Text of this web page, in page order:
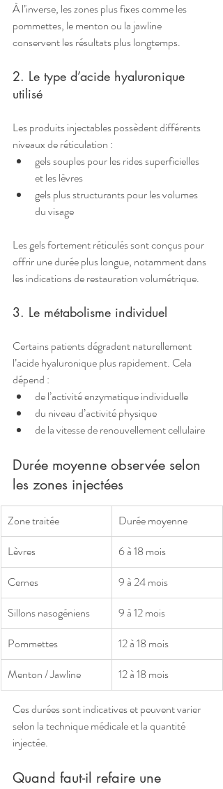
À l’inverse, les zones plus fixes comme les
pommettes, le menton ou la jawline
conservent les résultats plus longtemps.
2. Le type d’acide hyaluronique
utilisé
Les produits injectables possèdent différents
niveaux de réticulation :
gels souples pour les rides superficielles
et les lèvres
gels plus structurants pour les volumes
du visage
Les gels fortement réticulés sont conçus pour
offrir une durée plus longue, notamment dans
les indications de restauration volumétrique.
3. Le métabolisme individuel
Certains patients dégradent naturellement
l’acide hyaluronique plus rapidement. Cela
dépend :
de l’activité enzymatique individuelle
du niveau d’activité physique
de la vitesse de renouvellement cellulaire
Durée moyenne observée selon
les zones injectées
Zone traitée
Durée moyenne
Lèvres
6 à 18 mois
Cernes
9 à 24 mois
Sillons nasogéniens
9 à 12 mois
Pommettes
12 à 18 mois
Menton / Jawline
12 à 18 mois
Ces durées sont indicatives et peuvent varier
selon la technique médicale et la quantité
injectée.
Quand faut-il refaire une